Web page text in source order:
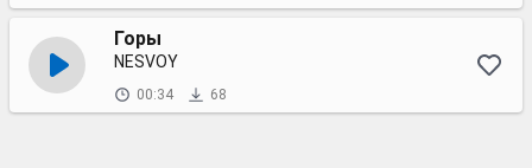
Горы
NESVOY
00:34 68